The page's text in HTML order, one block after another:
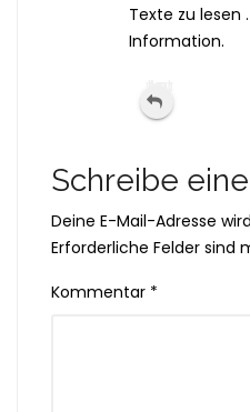
Texte zu lesen
Information.
Schreibe
Deine E-Mail-Adresse
Erforderliche Felder sind
Kommentar *